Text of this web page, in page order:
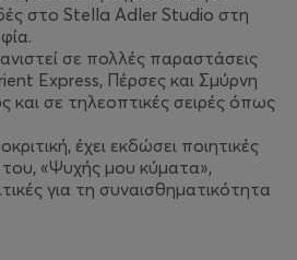
στο Stella Adler Studio στη
σε πολλές παραστάσεις
Express, Πέρσες και Σμύρνη
σε τηλεοπτικές σειρές όπως
έχει εκδώσει ποιητικές
«Ψυχής μου κύματα»,
για τη συναισθηματικότητα